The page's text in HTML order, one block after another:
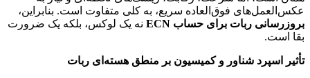
عکس‌العمل‌های فوق‌العاده سریع، به کلی متفاوت است. بنابراین،
بروزرسانی ربات برای حساب ECN
نه یک لوکس، بلکه یک ضرورت
بقا است.
تأثیر اسپرد شناور و کمیسیون بر منطق هسته‌ای ربات